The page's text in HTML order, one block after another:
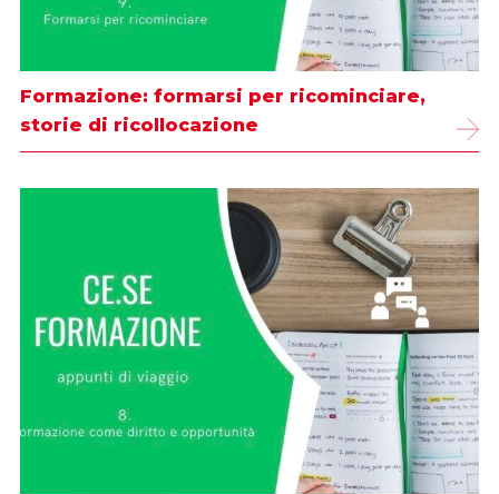
Formazione: formarsi per ricominciare,
storie di ricollocazione